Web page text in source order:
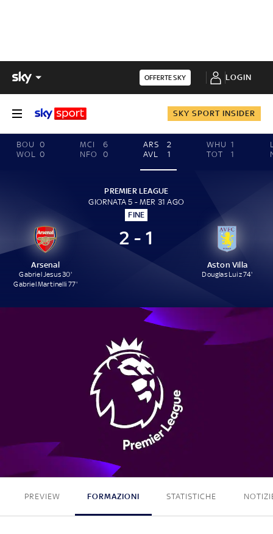
OFFERTE SKY LOGIN
SKY SPORT INSIDER
BOU
0
WOL
0
MCI
6
NFO
0
ARS
2
AVL
1
WHU 1
TOT
1
PREMIER LEAGUE
GIORNATA 5 - MER 31 AGO
FINE
Arsenal
Gabriel Jesus 30'
Gabriel Martinelli 77'
2 - 1
Aston Villa
Douglas Luiz 74'
2 - 1
PREVIEW FORMAZIONI STATISTICHE